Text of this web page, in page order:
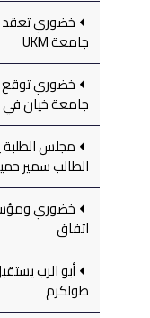
خضوري تعقد
جامعة UKM
خضوري توقع
جامعة خيان في
مجلس الطلبة
الطالب سمير
خضوري
اتفاق
أبو الرب
طولكرم